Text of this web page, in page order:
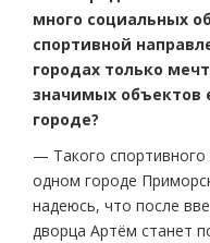
много социальных
спортивной
городах только
значимых объектов
городе?
— Такого спортивного
одном городе
надеюсь, что после
дворца Артём станет